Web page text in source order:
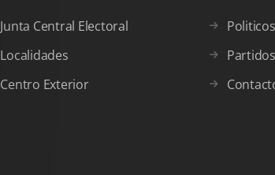
Junta Central Electoral
Localidades
Centro Exterior
Politicos
Partidos